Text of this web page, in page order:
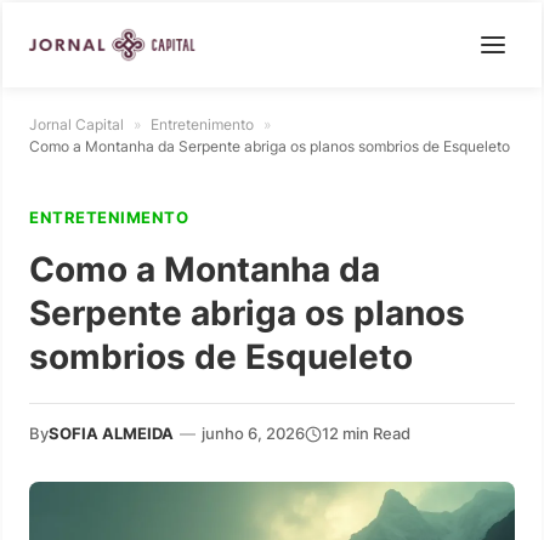
Jornal Capital » Entretenimento »
Como a Montanha da Serpente abriga os planos sombrios de Esqueleto
ENTRETENIMENTO
Como a Montanha da
Serpente abriga os planos
sombrios de Esqueleto
BySOFIA ALMEIDA — junho 6, 2026 12 min Read